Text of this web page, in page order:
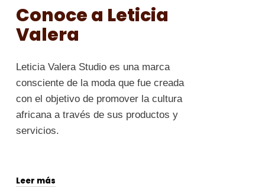
Conoce a Leticia
Valera
Leticia Valera Studio es una marca
consciente de la moda que fue creada
con el objetivo de promover la cultura
africana a través de sus productos y
servicios.
Leer más